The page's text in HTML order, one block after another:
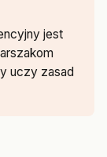
jest
uczy zasad